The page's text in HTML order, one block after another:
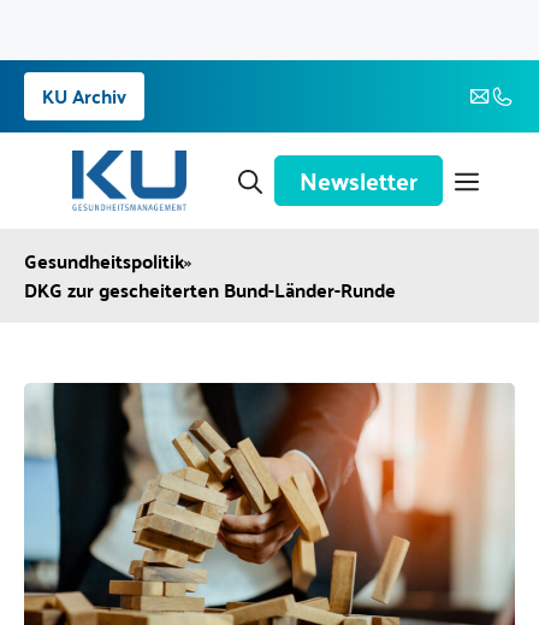
Zum
Inhalt
springen
KU Archiv
Newsletter
Gesundheitspolitik»
DKG zur gescheiterten Bund-Länder-Runde